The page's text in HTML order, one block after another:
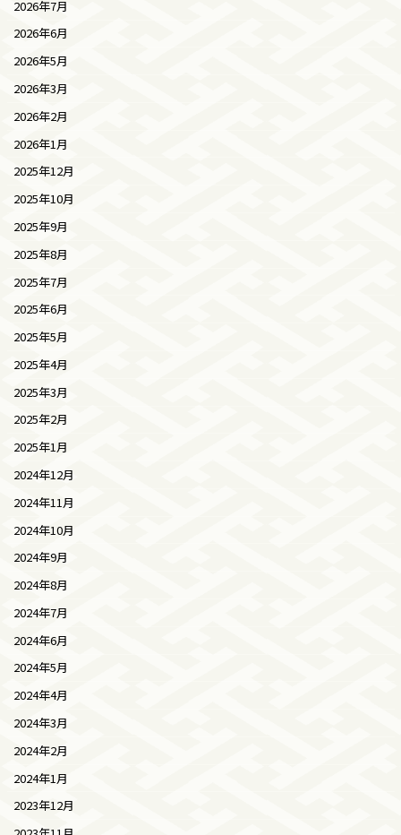
2026年7月
2026年6月
2026年5月
2026年3月
2026年2月
2026年1月
2025年12月
2025年10月
2025年9月
2025年8月
2025年7月
2025年6月
2025年5月
2025年4月
2025年3月
2025年2月
2025年1月
2024年12月
2024年11月
2024年10月
2024年9月
2024年8月
2024年7月
2024年6月
2024年5月
2024年4月
2024年3月
2024年2月
2024年1月
2023年12月